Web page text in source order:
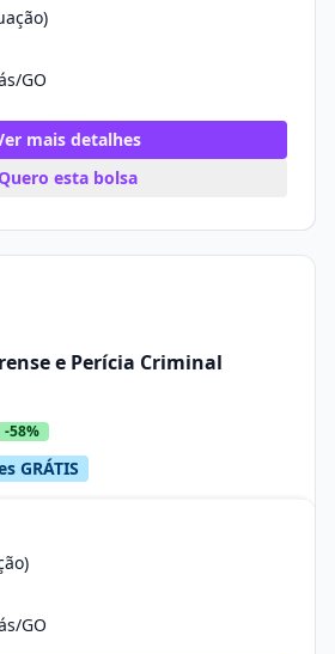
GO
mais detalhes
esta bolsa
e Perícia Criminal
-58%
GRÁTIS
GO